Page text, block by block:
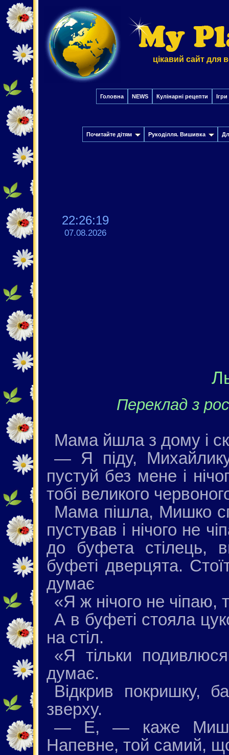
цікавий сайт для
Головна NEWS Кулінарні рецепти
Почитайте дітям Рукоділля. Вишивка
22:26:20
07.08.2026
Переклад з
Мама йшла з дому і
— Я піду,
пустуй без мене і
тобі великого
Мама пішла, Мишко
пустував і нічого не
до буфета стілець,
буфеті дверцята.
думає
«Я ж нічого не чіпаю,
А в буфеті стояла
на стіл.
«Я тільки
думає.
Відкрив покришку,
зверху.
— Е, — каже
Напевне, той самий,